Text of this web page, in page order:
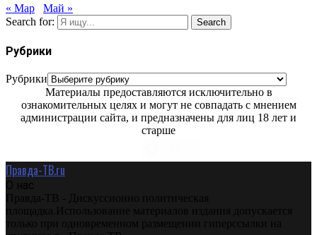
« Мар
Май »
Search for:
Search
Рубрики
Рубрики
Материалы предоставляются исключительно в
ознакомительных целях и могут не совпадать с мнением
администрации сайта, и предназначены для лиц 18 лет и
старше
Правда-ТВ.ru
О нас
Правда-ТВ - Дискуссионно политическая
площадка.Использование материалов издания допускается
только при одновременном размещении гиперссылки на